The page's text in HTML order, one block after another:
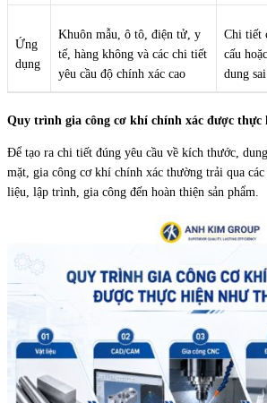
Ứng
dụng
Khuôn mẫu, ô tô, điện tử, y
tế, hàng không và các chi tiết
yêu cầu độ chính xác cao
Chi tiết
cấu
dung
Quy trình gia công cơ khí chính xác được thực
Để tạo ra chi tiết đúng yêu cầu về kích thước,
mặt, gia công cơ khí chính xác thường trải qua
liệu, lập trình, gia công đến hoàn thiện sản phẩm.